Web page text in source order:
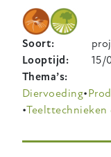
Soort
Looptijd
15/
Thema’s
Diervoeding
Teelttechnieken